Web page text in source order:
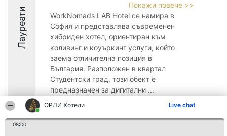
ОРЛИ Хотели Live chat
08:00
Лауреати
Покажи повече >>
WorkNomads LAB Hotel се намира в
София и представлява съвременен
хибриден хотел, ориентиран към
коливинг и коуъркинг услуги, който
заема отличителна позиция в
България. Разположен в квартал
Студентски град, този обект е
предназначен за дигитални ...
9